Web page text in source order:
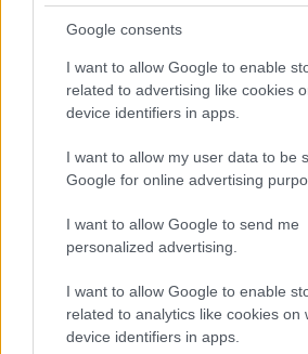
Google consents
I want to allow Google to enable
related to advertising like cookies
device identifiers in apps.
I want to allow my user data to be
Google for online advertising
I want to allow Google to send me
personalized advertising.
I want to allow Google to enable
related to analytics like cookies on
device identifiers in apps.
MAGYAR ÉPÍTŐK